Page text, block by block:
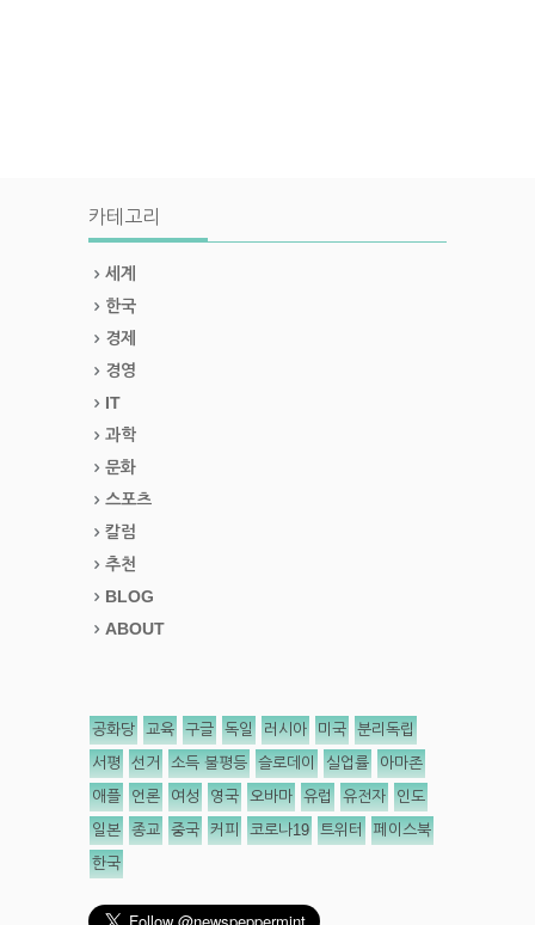
카테고리
세계
한국
경제
경영
IT
과학
문화
스포츠
칼럼
추천
BLOG
ABOUT
공화당 교육 구글 독일 러시아 미국 분리독립
서평 선거 소득 불평등 슬로데이 실업률 아마존
애플 언론 여성 영국 오바마 유럽 유전자 인도
일본 종교 중국 커피 코로나19 트위터 페이스북
한국